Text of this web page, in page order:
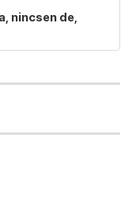
nincsen de,